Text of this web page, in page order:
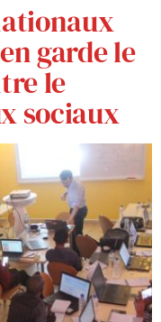
garde le
le
sociaux